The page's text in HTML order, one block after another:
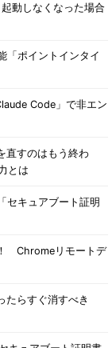
動しなくなった場合
「ポイントインタイ
Code」で非エン
直すのはもう終わ
とは
キュアブート証明
Chromeリモートデ
らすぐ消すべき